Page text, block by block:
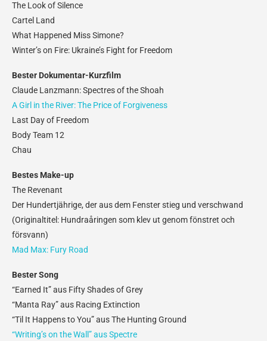
The Look of Silence
Cartel Land
What Happened Miss Simone?
Winter’s on Fire: Ukraine’s Fight for Freedom
Bester Dokumentar-Kurzfilm
Claude Lanzmann: Spectres of the Shoah
A Girl in the River: The Price of Forgiveness
Last Day of Freedom
Body Team 12
Chau
Bestes Make-up
The Revenant
Der Hundertjährige, der aus dem Fenster stieg und verschwand
(Originaltitel: Hundraåringen som klev ut genom fönstret och
försvann)
Mad Max: Fury Road
Bester Song
“Earned It” aus Fifty Shades of Grey
“Manta Ray” aus Racing Extinction
“Til It Happens to You” aus The Hunting Ground
“Writing’s on the Wall” aus Spectre